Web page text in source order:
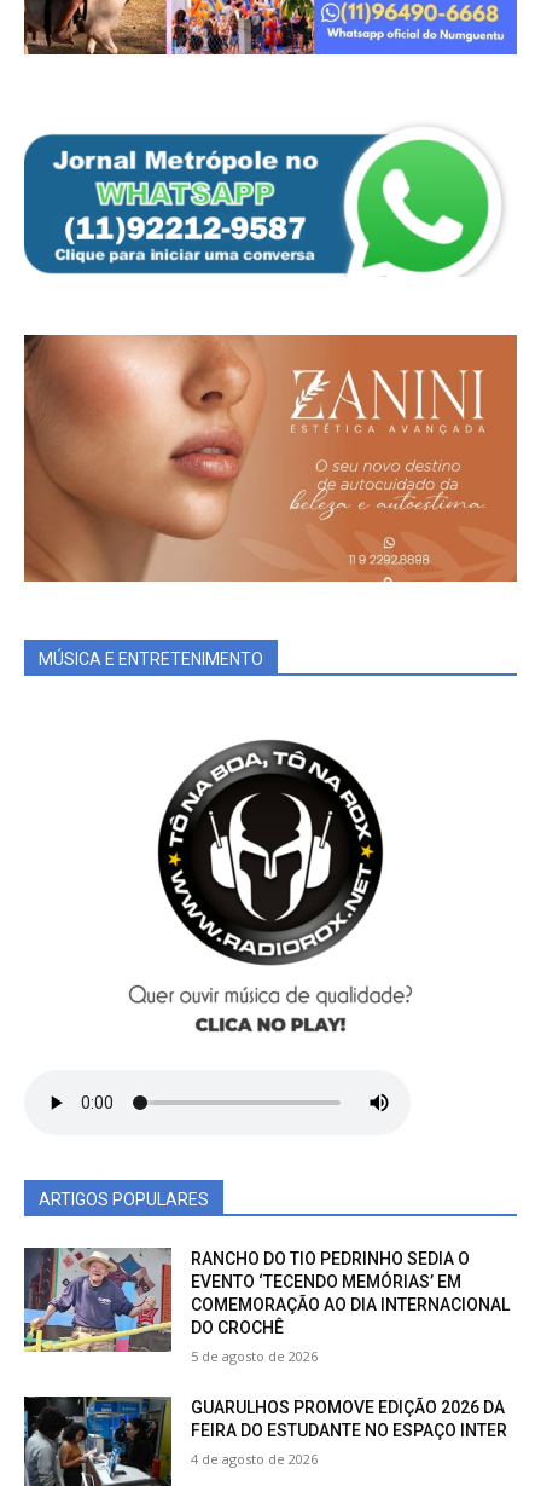
MÚSICA E ENTRETENIMENTO
ARTIGOS POPULARES
RANCHO DO TIO PEDRINHO SEDIA O
EVENTO ‘TECENDO MEMÓRIAS’ EM
COMEMORAÇÃO AO DIA INTERNACIONAL
DO CROCHÊ
5 de agosto de 2026
GUARULHOS PROMOVE EDIÇÃO 2026 DA
FEIRA DO ESTUDANTE NO ESPAÇO INTER
4 de agosto de 2026